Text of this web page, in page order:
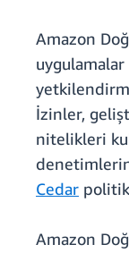
Amazon
İzinler,
nitelikleri
Cedar
Amazon